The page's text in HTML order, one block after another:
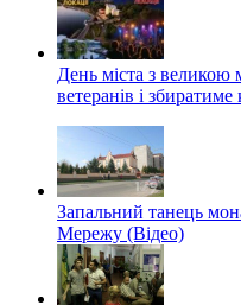
День міста з великою
ветеранів і
Запальний танець
Мережу (Відео)